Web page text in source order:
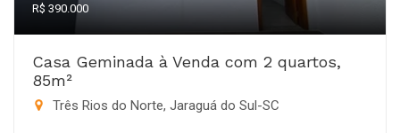
R$ 390.000
Casa Geminada à Venda com 2 quartos,
85m²
Três Rios do Norte, Jaraguá do Sul-SC